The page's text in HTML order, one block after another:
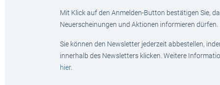
Mit Klick auf den Anmelden-Button bestätigen Sie,
Neuerscheinungen und Aktionen informieren dürfen.
Sie können den Newsletter jederzeit abbestellen,
innerhalb des Newsletters klicken. Weitere
hier.